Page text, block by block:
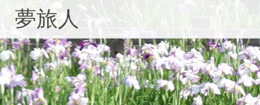
ン
ツ
へ
ス
夢旅人